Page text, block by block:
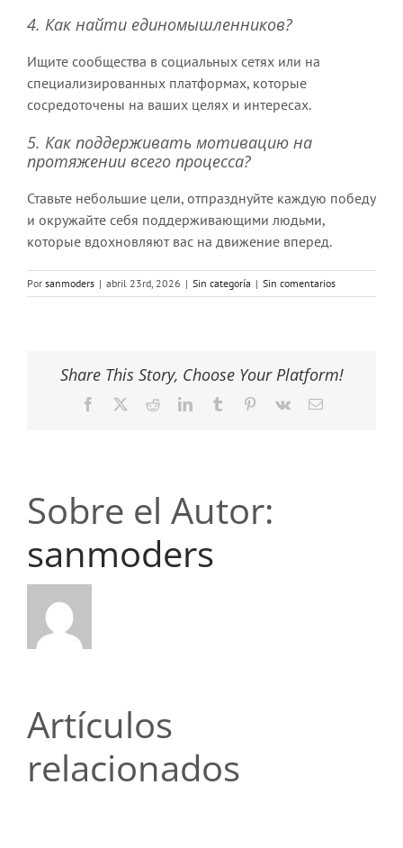
4. Как найти единомышленников?
Ищите сообщества в социальных сетях или на
специализированных платформах, которые
сосредоточены на ваших целях и интересах.
5. Как поддерживать мотивацию на
протяжении всего процесса?
Ставьте небольшие цели, отпразднуйте каждую победу
и окружайте себя поддерживающими людьми,
которые вдохновляют вас на движение вперед.
Por sanmoders | abril 23rd, 2026 | Sin categoría | Sin comentarios
Share This Story, Choose Your Platform!
Facebook RedditLinkedInTumblr Pinterest
Vk
Correo
Sobre el Autor:
sanmoders
Artículos
relacionados